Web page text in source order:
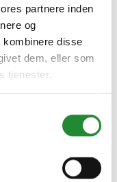
partnere inden
og
kombinere disse
dem, eller som
tjenester.